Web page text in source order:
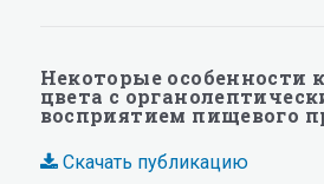
Некоторые особенности
цвета с
восприятием пищевого
Скачать публикацию